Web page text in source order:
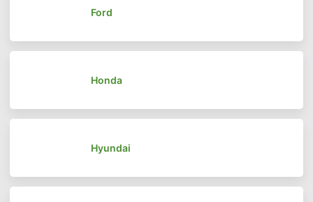
Ford
Honda
Hyundai